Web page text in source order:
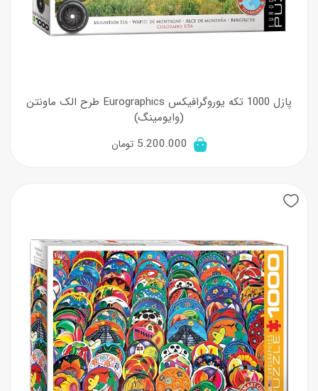
پازل 1000 تکه یوروگرافیکس Eurographics طرح الک ماونتن
(وایومینگ)
5.200.000 تومان